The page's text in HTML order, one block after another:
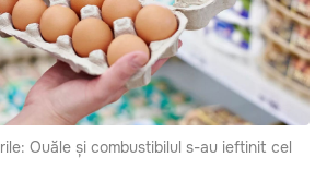
Ouăle și combustibilul s-au ieftinit cel